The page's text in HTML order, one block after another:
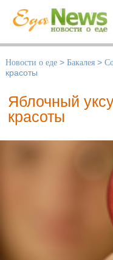
Новости о еде > Бакалея >
красоты
Яблочный
красоты